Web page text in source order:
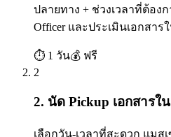
ปลายทาง + ช่วงเวลาที่ต้องก
Officer และประเมินเอกสาร
⏱ 1 วัน💰 ฟรี
2
2. นัด Pickup เอกสาร
เลือกวัน-เวลาที่สะดวก แมส